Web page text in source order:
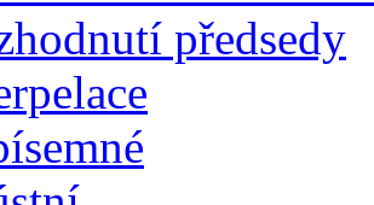
předsedy